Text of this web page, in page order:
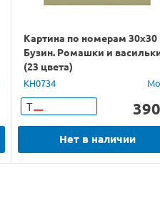
Картина по номерам 30х30
Бузин. Ромашки и
(23 цвета)
KH0734
Т 390
Нет в наличии